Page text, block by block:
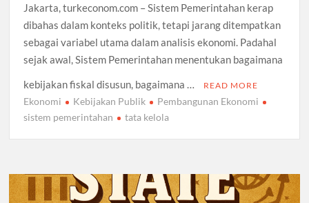
Jakarta, turkeconom.com – Sistem Pemerintahan kerap
dibahas dalam konteks politik, tetapi jarang ditempatkan
sebagai variabel utama dalam analisis ekonomi. Padahal
sejak awal, Sistem Pemerintahan menentukan bagaimana
kebijakan fiskal disusun, bagaimana …
READ MORE
Ekonomi Kebijakan Publik
Pembangunan Ekonomi
sistem pemerintahan
tata kelola